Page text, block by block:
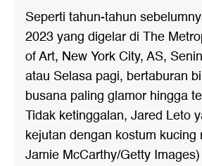
Seperti tahun-tahun
2023 yang digelar di The
of Art, New York City, AS,
atau Selasa pagi, bertaburan
busana paling glamor hingga
Tidak ketinggalan, Jared Leto
kejutan dengan kostum kucing
Jamie McCarthy/Getty Images)